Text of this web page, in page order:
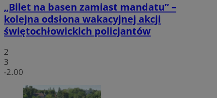
„Bilet na basen zamiast mandatu” –
kolejna odsłona wakacyjnej akcji
świętochłowickich policjantów
2
3
-2.00